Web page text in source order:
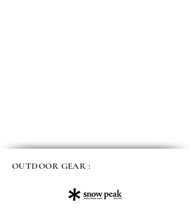
OUTDOOR GEAR :